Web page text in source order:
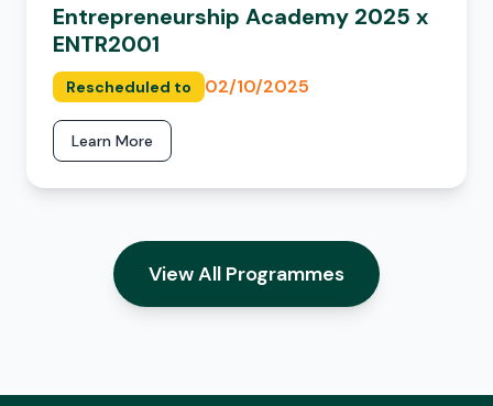
Entrepreneurship Academy 2025 x
ENTR2001
Rescheduled to 02/10/2025
Learn More
View All Programmes